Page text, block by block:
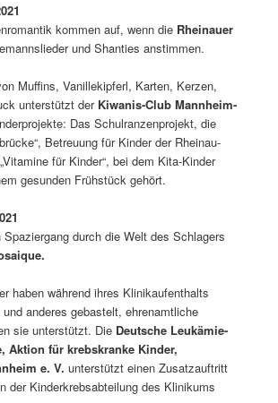
kommen auf, wenn die Rheinauer
und Shanties anstimmen.
Muffins, Vanillekipferl, Karten, Kerzen,
unterstützt derKiwanis-Club Mannheim-
Das Schulranzenprojekt, die
Betreuung für Kinder der Rheinau-
für Kinder“, bei dem Kita-Kinder
gesunden Frühstück gehört.
Spaziergang durch die Welt des Schlagers
haben während ihres Klinikaufenthalts
anderes gebastelt, ehrenamtliche
sie unterstützt. Die Deutsche Leukämie-
Aktion für krebskranke Kinder,
e. V.unterstützt einen Zusatzauftritt
der Kinderkrebsabteilung des Klinikums